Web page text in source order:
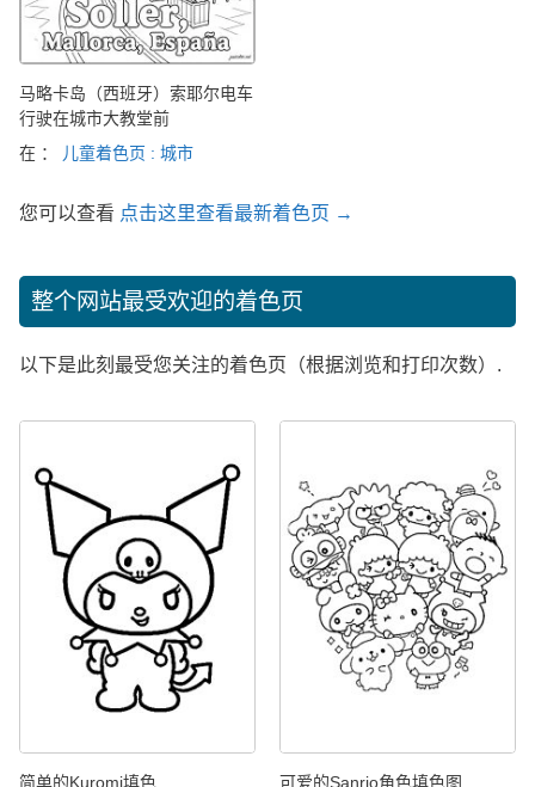
马略卡岛（西班牙）索耶尔电车
行驶在城市大教堂前
在 ：
儿童着色页 : 城市
您可以查看 点击这里查看最新着色页 →
整个网站最受欢迎的着色页
以下是此刻最受您关注的着色页（根据浏览和打印次数）.
简单的Kuromi填色 可爱的Sanrio角色填色图